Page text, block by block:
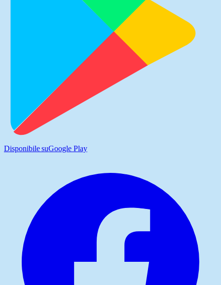
Disponibile suGoogle Play